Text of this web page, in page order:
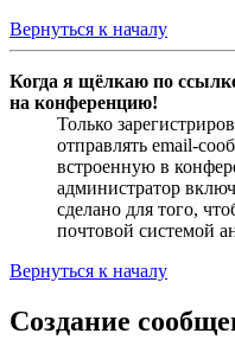
Вернуться к началу
Когда я щёлкаю по
на конференцию!
Только
отправлять email-
встроенную в
администратор
сделано для того,
почтовой системой
Вернуться к началу
Создание